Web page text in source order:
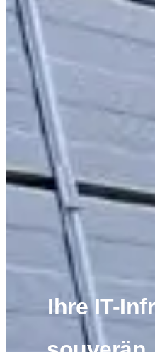
Ihre IT-